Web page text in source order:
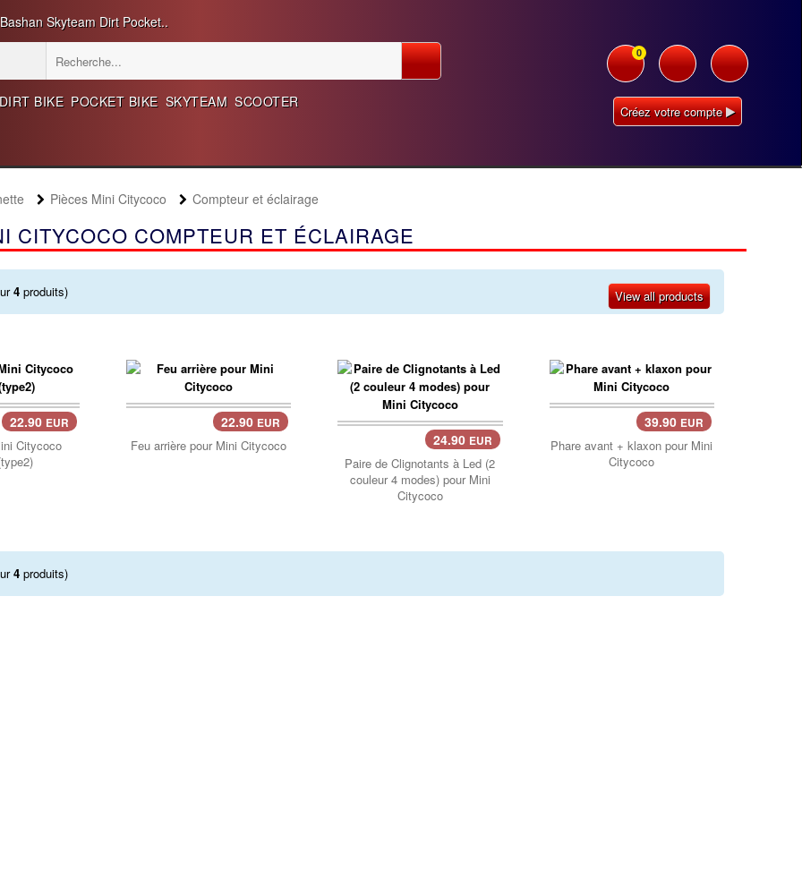
Skyteam Dirt Pocket..
0
Créez votre compte
DIRT BIKE POCKET BIKE SKYTEAM SCOOTER
Pièces Mini Citycoco Compteur et éclairage
CITYCOCO COMPTEUR ET ÉCLAIRAGE
4 produits) View all products
22.90 EUR
Citycoco
22.90 EUR
Feu arrière pour Mini Citycoco 24.90 EUR
Paire de Clignotants à Led (2
couleur 4 modes) pour Mini
Citycoco
39.90 EUR
Phare avant + klaxon pour Mini
Citycoco
4 produits)